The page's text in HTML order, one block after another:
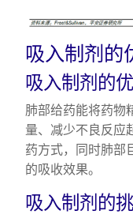
吸入制剂的
吸入制剂的
肺部给药能将药物
量、减少不良反应
药方式，同时肺部
的吸收效果。
吸入制剂的